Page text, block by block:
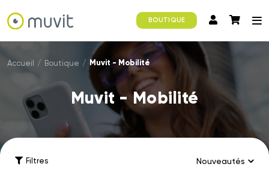
BOUTIQUE
Accueil / Boutique / Muvit - Mobilité
Muvit - Mobilité
Filtres